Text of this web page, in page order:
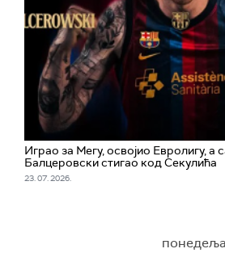
Играо за Мегу, освојио Евролигу, а
Балцеровски стигао код Секулића
23. 07. 2026.